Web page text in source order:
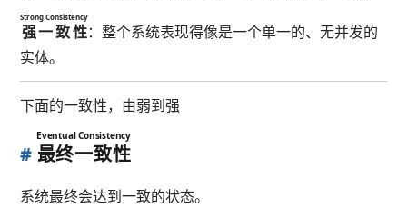
强一致性
Strong Consistency
：整个系统表现得像是一个单一的、无并发的
实体。
下面的一致性，由弱到强
# 最终一致性
Eventual Consistency
系统最终会达到一致的状态。